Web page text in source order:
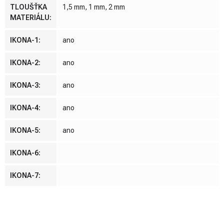
TLOUŠŤKA
MATERIÁLU:
1,5 mm, 1 mm, 2 mm
IKONA-1: ano
IKONA-2: ano
IKONA-3: ano
IKONA-4: ano
IKONA-5: ano
IKONA-6:
IKONA-7: